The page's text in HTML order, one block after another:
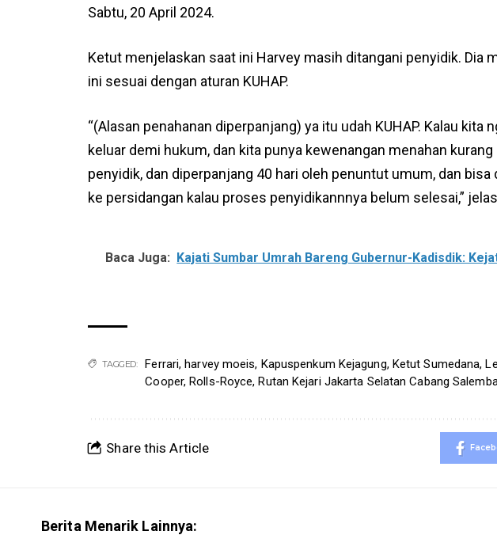
Sabtu, 20 April 2024.
Ketut menjelaskan saat ini Harvey masih ditangani penyidik. Dia
ini sesuai dengan aturan KUHAP.
“(Alasan penahanan diperpanjang) ya itu udah KUHAP. Kalau kita
keluar demi hukum, dan kita punya kewenangan menahan kurang
penyidik, dan diperpanjang 40 hari oleh penuntut umum, dan bisa
ke persidangan kalau proses penyidikannnya belum selesai,”
Baca Juga: Kajati Sumbar Umrah Bareng Gubernur-Kadisdik:
TAGGED: Ferrari,harvey moeis, Kapuspenkum Kejagung, Ketut Sumedana,
Cooper,Rolls-Royce,Rutan Kejari Jakarta Selatan Cabang
Share this Article
Berita Menarik Lainnya: